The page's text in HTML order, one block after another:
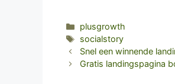
Categories
plusgrowth
Tags
socialstory
Snel een winnende
Gratis landingspagina